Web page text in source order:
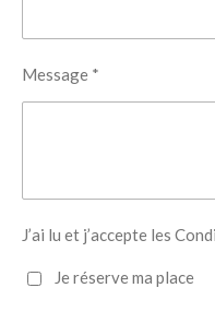
Message *
J’ai lu et j’accepte les
Je réserve ma place